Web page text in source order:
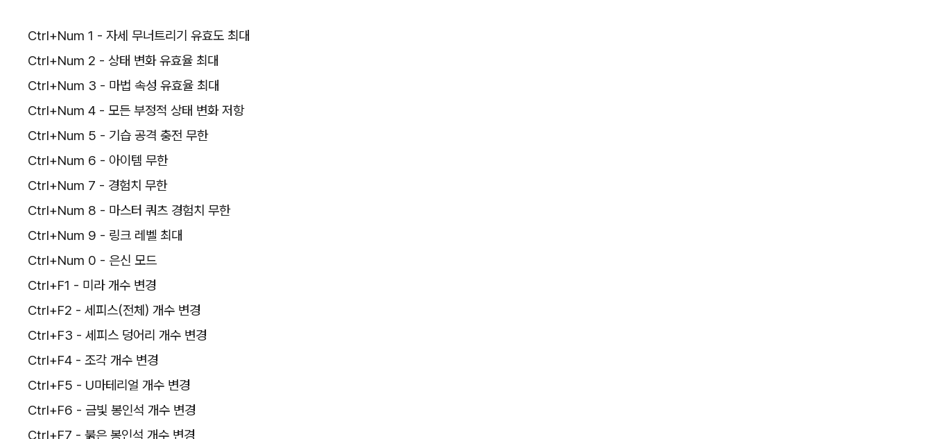
Ctrl+Num 1 - 자세 무너트리기 유효도 최대
Ctrl+Num 2 - 상태 변화 유효율 최대
Ctrl+Num 3 - 마법 속성 유효율 최대
Ctrl+Num 4 - 모든 부정적 상태 변화 저항
Ctrl+Num 5 - 기습 공격 충전 무한
Ctrl+Num 6 - 아이템 무한
Ctrl+Num 7 - 경험치 무한
Ctrl+Num 8 - 마스터 쿼츠 경험치 무한
Ctrl+Num 9 - 링크 레벨 최대
Ctrl+Num 0 - 은신 모드
Ctrl+F1 - 미라 개수 변경
Ctrl+F2 - 세피스(전체) 개수 변경
Ctrl+F3 - 세피스 덩어리 개수 변경
Ctrl+F4 - 조각 개수 변경
Ctrl+F5 - U마테리얼 개수 변경
Ctrl+F6 - 금빛 봉인석 개수 변경
Ctrl+F7 - 붉은 봉인석 개수 변경